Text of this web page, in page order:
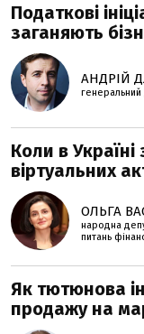
Податкові
заганяють
АНДРІЙ
Коли в
віртуальних
ОЛЬГА
народна
питань
Як тютюнова
продажу на